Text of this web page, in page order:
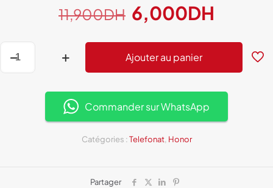
11,900DH Le
prix
initial
était :
11,900DH.
6,000DH
actuel
est :
Honor
Ajouter au panier
Commander sur WhatsApp
Catégories :Telefonat, Honor
Partager